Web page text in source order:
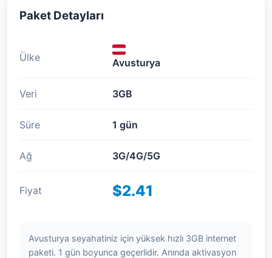
Paket Detayları
Ülke Avusturya
Veri 3GB
Süre 1 gün
Ağ 3G/4G/5G
Fiyat $2.41
Avusturya seyahatiniz için yüksek hızlı 3GB internet
paketi. 1 gün boyunca geçerlidir. Anında aktivasyon